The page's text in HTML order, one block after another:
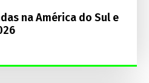
na América do Sul e